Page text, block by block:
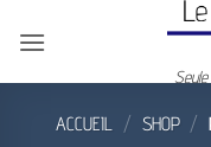
ACCUEIL / SHOP /